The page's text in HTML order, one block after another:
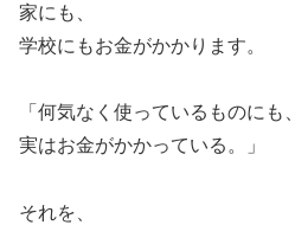
家にも、
学校にもお金がかかります。
「何気なく使っているものにも、
実はお金がかかっている。」
それを、